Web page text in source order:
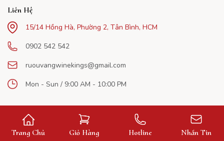
Liên Hệ
15/14 Hồng Hà, Phường 2, Tân Bình, HCM
0902 542 542
ruouvangwinekings@gmail.com
Mon - Sun / 9:00 AM - 10:00 PM
Trang Chủ Giỏ Hàng Hotline Nhắn Tin